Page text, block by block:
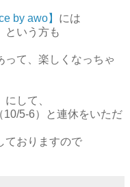
by awo】 には
という方も
って、楽しくなっちゃ
して、
10/5-6）と連休をいただ
ておりますので